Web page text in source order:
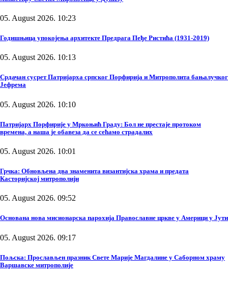
05. August 2026. 10:23
Годишњица упокојења архитекте Предрага Пеђе Ристића (1931-2019)
05. August 2026. 10:13
Срдачан сусрет Патријарха српског Порфирија и Митрополита бањалучког
Јефрема
05. August 2026. 10:10
Патријарх Порфирије у Мркоњић Граду: Бол не престаје протоком
времена, а наша је обавеза да се сећамо страдалих
05. August 2026. 10:01
Грчка: Обновљена два знаменита византијска храма и предата
Касторијској митрополији
05. August 2026. 09:52
Основана нова мисионарска парохија Православне цркве у Америци у Јути
05. August 2026. 09:17
Пољска: Прослављен празник Свете Марије Магдалине у Саборном храму
Варшавске митрополије